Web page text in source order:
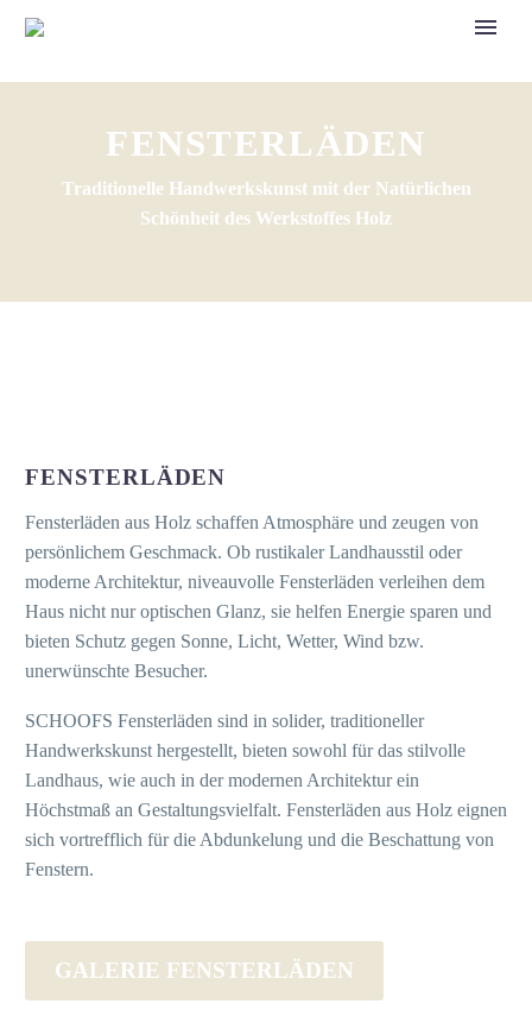
FENSTERLÄDEN
Traditionelle Handwerkskunst mit der Natürlichen
Schönheit des Werkstoffes Holz
FENSTERLÄDEN
Fensterläden aus Holz schaffen Atmosphäre und zeugen von
persönlichem Geschmack. Ob rustikaler Landhausstil oder
moderne Architektur, niveauvolle Fensterläden verleihen dem
Haus nicht nur optischen Glanz, sie helfen Energie sparen und
bieten Schutz gegen Sonne, Licht, Wetter, Wind bzw.
unerwünschte Besucher.
SCHOOFS Fensterläden sind in solider, traditioneller
Handwerkskunst hergestellt, bieten sowohl für das stilvolle
Landhaus, wie auch in der modernen Architektur ein
Höchstmaß an Gestaltungsvielfalt. Fensterläden aus Holz eignen
sich vortrefflich für die Abdunkelung und die Beschattung von
Fenstern.
GALERIE FENSTERLÄDEN